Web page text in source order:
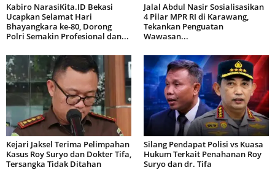
Kabiro NarasiKita.ID Bekasi
Ucapkan Selamat Hari
Bhayangkara ke-80, Dorong
Polri Semakin Profesional dan...
Jalal Abdul Nasir Sosialisasikan
4 Pilar MPR RI di Karawang,
Tekankan Penguatan
Wawasan...
Kejari Jaksel Terima Pelimpahan
Kasus Roy Suryo dan Dokter Tifa,
Tersangka Tidak Ditahan
Silang Pendapat Polisi vs Kuasa
Hukum Terkait Penahanan Roy
Suryo dan dr. Tifa